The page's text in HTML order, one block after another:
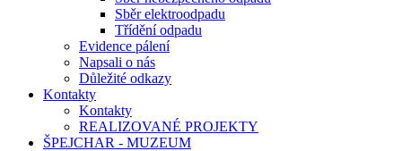
Sběr elektroodpadu
Třídění odpadu
Evidence pálení
Napsali o nás
Důležité odkazy
Kontakty
Kontakty
REALIZOVANÉ PROJEKTY
ŠPEJCHAR - MUZEUM